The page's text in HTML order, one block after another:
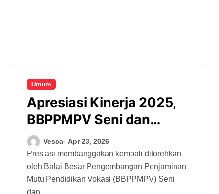
Umum
Apresiasi Kinerja 2025,
BBPPMPV Seni dan
Budaya Sabet
Penghargaan Menuju
WBBM dan PPID
Informatif
Vesca Apr 23, 2026
Prestasi membanggakan kembali ditorehkan
oleh Balai Besar Pengembangan Penjaminan
Mutu Pendidikan Vokasi (BBPPMPV) Seni
dan...